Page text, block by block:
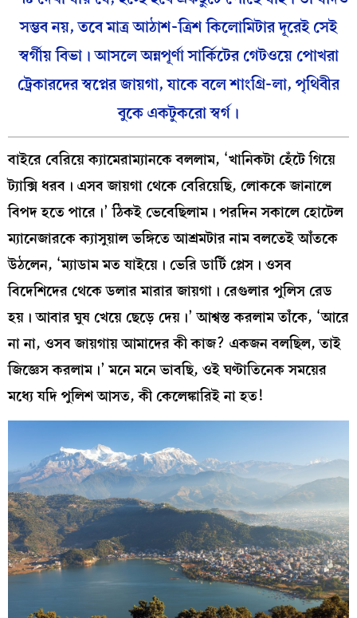
সম্ভব নয়, তবে মাত্র আঠাশ-ত্রিশ কিলোমিটার দূরেই সেই
স্বর্গীয় বিভা। আসলে অন্নপূর্ণা সার্কিটের গেটওয়ে পোখরা
ট্রেকারদের স্বপ্নের জায়গা, যাকে বলে শাংগ্রি-লা, পৃথিবীর
বুকে একটুকরো স্বর্গ।
বাইরে বেরিয়ে ক্যামেরাম্যানকে বললাম, ‘খানিকটা হেঁটে গিয়ে
ট্যাক্সি ধরব। এসব জায়গা থেকে বেরিয়েছি, লোককে জানালে
বিপদ হতে পারে।’ ঠিকই ভেবেছিলাম। পরদিন সকালে হোটেল
ম্যানেজারকে ক্যাসুয়াল ভঙ্গিতে আশ্রমটার নাম বলতেই আঁতকে
উঠলেন, ‘ম্যাডাম মত যাইয়ে। ভেরি ডার্টি প্লেস। ওসব
বিদেশিদের থেকে ডলার মারার জায়গা। রেগুলার পুলিস রেড
হয়। আবার ঘুষ খেয়ে ছেড়ে দেয়।’ আশ্বস্ত করলাম তাঁকে, ‘আরে
না না, ওসব জায়গায় আমাদের কী কাজ? একজন বলছিল, তাই
জিজ্ঞেস করলাম।’ মনে মনে ভাবছি, ওই ঘণ্টাতিনেক সময়ের
মধ্যে যদি পুলিশ আসত, কী কেলেঙ্কারিই না হত!